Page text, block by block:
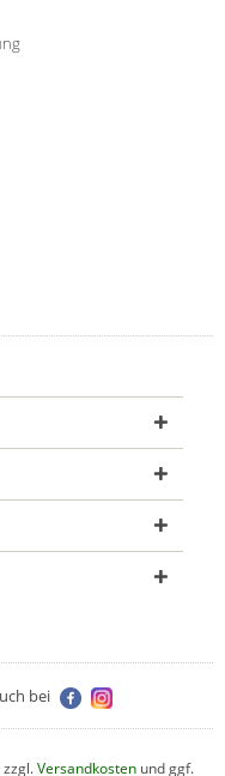
bei
Versandkosten und ggf.